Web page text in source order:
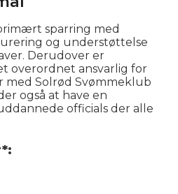
sparring med
og understøttelse
Derudover er
overordnet ansvarlig for
med Solrød Svømmeklub
også at have en
officials der alle